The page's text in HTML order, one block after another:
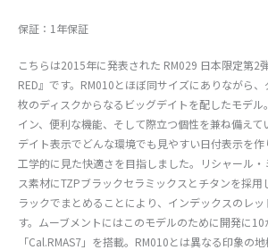
保証：1年保証
こちらは2015年に発表された RM029 日本限定第2
RED』です。RM010とほぼ同サイズにありながら
枚のディスクからなるビッグデイトを配したモデ
イン、便利な機能、そして際立つ個性を兼ね備えて
デイト表示でどんな環境でも見やすい日付表示を
工学的に見た快適さを目指しました。リシャール
ス素材にTZPブラックセラミックスとチタンを採用
ラックでまとめることにより、インデックスのレ
す。ムーブメントにはこのモデルのために開発に10
「Cal.RMAS7」を搭載。RM010とは異なる印象の